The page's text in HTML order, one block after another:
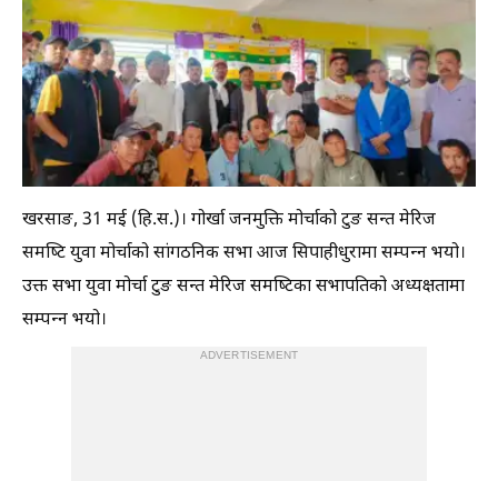
खरसाङ, 31 मई (हि.स.)। गोर्खा जनमुक्ति मोर्चाको टुङ सन्त मेरिज
समष्टि युवा मोर्चाको सांगठनिक सभा आज सिपाहीधुरामा सम्पन्न भयो।
उक्त सभा युवा मोर्चा टुङ सन्त मेरिज समष्टिका सभापतिको अध्यक्षतामा
सम्पन्न भयो।
ADVERTISEMENT